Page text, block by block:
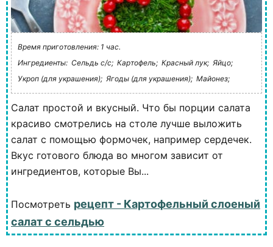
Время приготовления: 1 час.
Ингредиенты: Сельдь с/с; Картофель; Красный лук; Яйцо;
Укроп (для украшения); Ягоды (для украшения); Майонез;
Салат простой и вкусный. Что бы порции салата
красиво смотрелись на столе лучше выложить
салат с помощью формочек, например сердечек.
Вкус готового блюда во многом зависит от
ингредиентов, которые Вы...
Посмотреть рецепт - Картофельный слоеный
салат с сельдью